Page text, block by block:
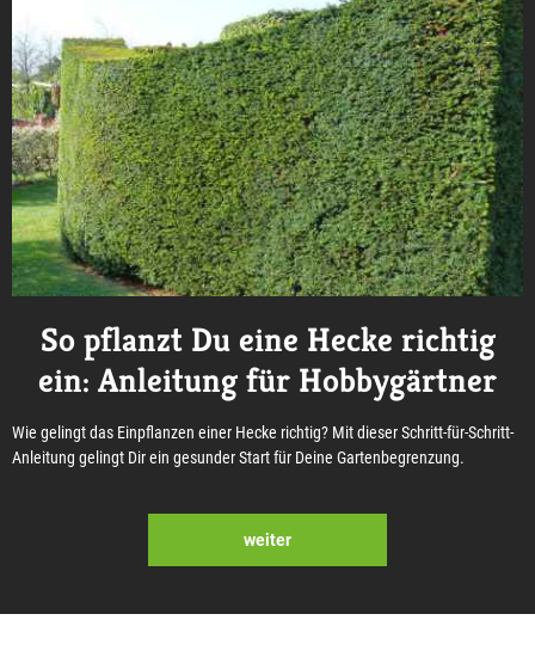
So pflanzt Du eine Hecke richtig
ein: Anleitung für Hobbygärtner
Wie gelingt das Einpflanzen einer Hecke richtig? Mit dieser Schritt-für-Schritt-
Anleitung gelingt Dir ein gesunder Start für Deine Gartenbegrenzung.
weiter